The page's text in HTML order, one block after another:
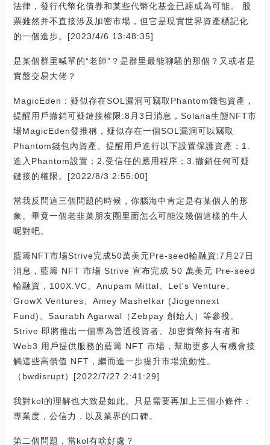
法律，發行代幣化債券和某些代幣化基金已經成為可能。 股
票雖然并不直接涉及加密市場，但它是現實世界資產標記化
的一個進步。[2023/4/6 13:48:35]
是某個群里喊單的“老師”？是群里最能聊騷的那個？又或者是
實盤交易大佬？
MagicEden：疑似存在SOL漏洞可竊取Phantom錢包資產，
提醒用戶撤銷可疑鏈接權限:8月3日消息，Solana生態NFT市
場MagicEden發推稱，疑似存在一個SOL漏洞可以竊取
Phantom錢包內資產。提醒用戶進行以下設置保護資產：1.
進入Phantom設置；2.受信任的應用程序；3.撤銷任何可疑
鏈接的權限。[2022/8/3 2:55:00]
當我反問這三個問題的時候，你腦海中肯定是有某個人的形
象。畢竟一個老韭菜朋友圈里面怎么可能沒幾個這樣的牛人
呢對吧。
藍籌NFT市場Strive完成50萬美元Pre-seed輪融資:7月27日
消息，藍籌 NFT 市場 Strive 宣布完成 50 萬美元 Pre-seed
輪融資，100X.VC、Anupam Mittal、Let's Venture、
GrowX Ventures、Amey Mashelkar (Jiogennext
Fund)、Saurabh Agarwal（Zebpay 創始人）等參投。
Strive 即將推出一個專為普通投資者、加密貨幣持有者和
Web3 用戶提供服務的藍籌 NFT 市場，幫助更多人有機會接
觸這些高價值 NFT，繼而進一步提升市場流動性。
（bwdisrupt）[2022/7/27 2:41:29]
我對kol的理解也大致是如此。只是需要再加上三個小條件：
專業度，公信力，以及業界的口碑。
第二個問題，當kol有啥好處？